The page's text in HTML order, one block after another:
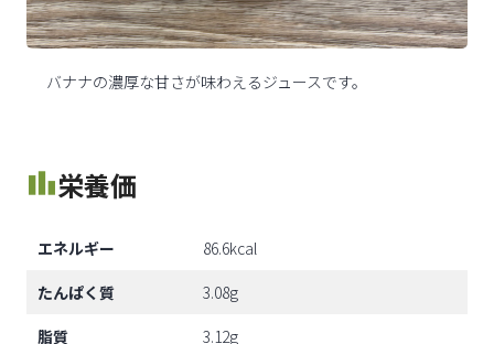
バナナの濃厚な甘さが味わえるジュースです。
栄養価
エネルギー
86.6kcal
たんぱく質
3.08g
脂質
3.12g